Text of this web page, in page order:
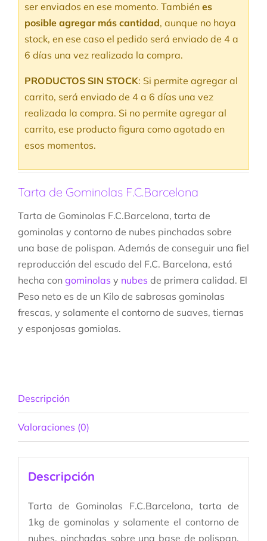
ser enviados en ese momento. También es
posible agregar más cantidad, aunque no haya
stock, en ese caso el pedido será enviado de 4 a
6 días una vez realizada la compra.
PRODUCTOS SIN STOCK: Si permite agregar al
carrito, será enviado de 4 a 6 días una vez
realizada la compra. Si no permite agregar al
carrito, ese producto figura como agotado en
esos momentos.
Tarta de Gominolas F.C.Barcelona
Tarta de Gominolas F.C.Barcelona, tarta de
gominolas y contorno de nubes pinchadas sobre
una base de polispan. Además de conseguir una fiel
reproducción del escudo del F.C. Barcelona, está
hecha con gominolas y nubes de primera calidad. El
Peso neto es de un Kilo de sabrosas gominolas
frescas, y solamente el contorno de suaves, tiernas
y esponjosas gomiolas.
Descripción
Valoraciones (0)
Descripción
Tarta de Gominolas F.C.Barcelona, tarta de
1kg de gominolas y solamente el contorno de
nubes, pinchadas sobre una base de polispan.